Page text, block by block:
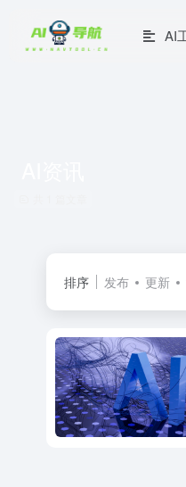
AI
排序 发布 更新